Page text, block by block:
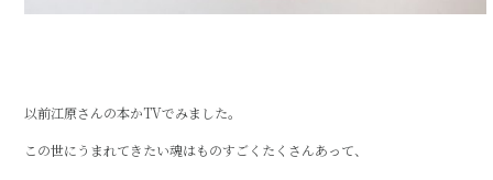
以前江原さんの本かTVでみました。
この世にうまれてきたい魂はものすごくたくさんあって、